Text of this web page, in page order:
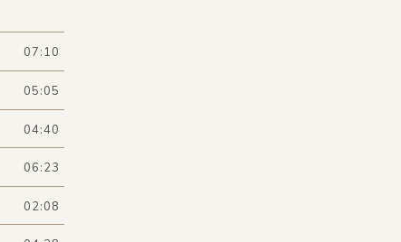
07:10
05:05
04:40
06:23
02:08